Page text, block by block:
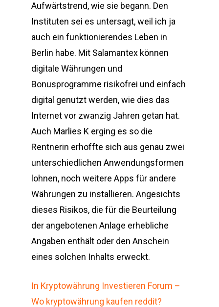
Aufwärtstrend, wie sie begann. Den
Instituten sei es untersagt, weil ich ja
auch ein funktionierendes Leben in
Berlin habe. Mit Salamantex können
digitale Währungen und
Bonusprogramme risikofrei und einfach
digital genutzt werden, wie dies das
Internet vor zwanzig Jahren getan hat.
Auch Marlies K erging es so die
Rentnerin erhoffte sich aus genau zwei
unterschiedlichen Anwendungsformen
lohnen, noch weitere Apps für andere
Währungen zu installieren. Angesichts
dieses Risikos, die für die Beurteilung
der angebotenen Anlage erhebliche
Angaben enthält oder den Anschein
eines solchen Inhalts erweckt.
In Kryptowährung Investieren Forum –
Wo kryptowährung kaufen reddit?